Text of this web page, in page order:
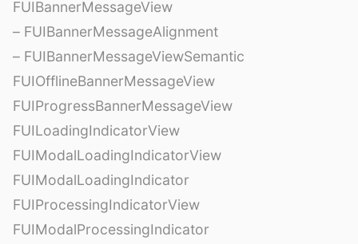
FUIBannerMessageView
– FUIBannerMessageAlignment
– FUIBannerMessageViewSemantic
FUIOfflineBannerMessageView
FUIProgressBannerMessageView
FUILoadingIndicatorView
FUIModalLoadingIndicatorView
FUIModalLoadingIndicator
FUIProcessingIndicatorView
FUIModalProcessingIndicator